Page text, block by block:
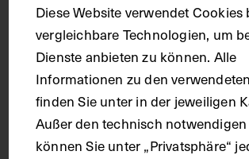
Papier
Technik
Fotografie
Diese Website verwendet Cookies
vergleichbare Technologien, um
Dienste anbieten zu können. Alle
Informationen zu den
finden Sie unter in der jeweiligen
Außer den technisch
können Sie unter „Privatsphäre“